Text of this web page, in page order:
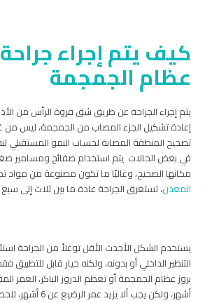
كيف يتم إجراء
عظام الجمجمة
يتم إجراء الجراحة عن طريق شق فروة الرأس من الأذن
إعادة تشكيل الجزء المصاب من الجمجمة، ليس من
تصحيح المنطقة المصابة لحساب النمو المستقبلي
في بعض الحالات يتم استخدام صفائح ومسامير
مكانها الصحيح، وغالبًا ما تكون مصنوعة من مواد
المعدن، تستغرق الجراحة عادة ما بين ثلاث إلى
يستخدم الشكل الأحدث الأقل توغلاً من الجراحة
التنظير الداخلي أو بدونه، ولكنه خيار قابل
أشهر، ولكن يجب ألا يزيد عمر الرضيع عن 6 أشهر، للحصول على أفضل النتائج.